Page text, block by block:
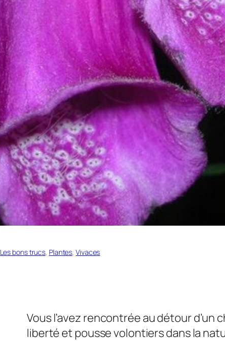
Les bons trucs, Plantes, Vivaces
Vous l’avez rencontrée au détour d’un
liberté et pousse volontiers dans la